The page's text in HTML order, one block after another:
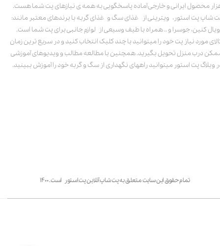
محصول ایرانی و خارجی آماده پاسخگویی به همه ی نیازهای پت شما هست.
شاپ پت استور، ویترینی از غذای سگ و غذای گربه با برندهای معتبر مانند:
کنین، جوسرا و .. همراه با طیف وسیعی از لوازم جانبی برای پت شما است.
مورد نیاز پت خود را میتوانید با چند کلیک انتخاب کنید و در سریع ترین زمان
درب منزل تحویل بگیرید. همچنین با مطالعه مطالب و ویدیوهای آموزشی
وبلاگ پت استور میتوانید راههای نگهداری از سگ و گربه خود را آموزش ببینید.
تمام حقوق این سایت متعلق به پت شاپ آنلاین پت استور است. ۱۴۰۰